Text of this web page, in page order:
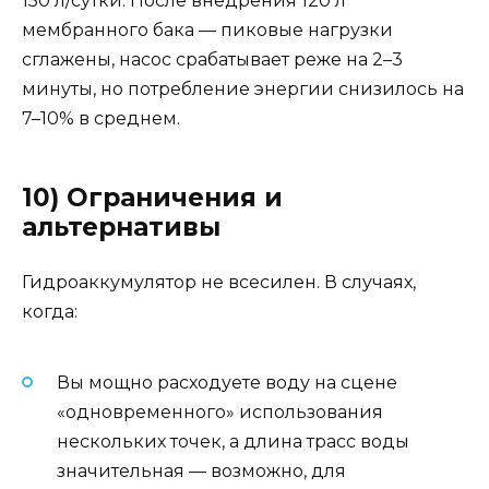
мембранного бака — пиковые нагрузки
сглажены, насос срабатывает реже на 2–3
минуты, но потребление энергии снизилось на
7–10% в среднем.
10) Ограничения и
альтернативы
Гидроаккумулятор не всесилен. В случаях,
когда:
Вы мощно расходуете воду на сцене
«одновременного» использования
нескольких точек, а длина трасс воды
значительная — возможно, для